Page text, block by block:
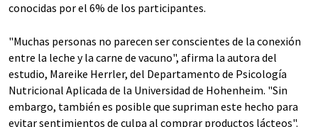
conocidas por el 6% de los participantes.
"Muchas personas no parecen ser conscientes de la conexión
entre la leche y la carne de vacuno", afirma la autora del
estudio, Mareike Herrler, del Departamento de Psicología
Nutricional Aplicada de la Universidad de Hohenheim. "Sin
embargo, también es posible que supriman este hecho para
evitar sentimientos de culpa al comprar productos lácteos".